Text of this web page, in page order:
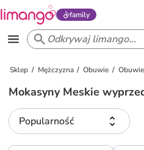
family
Sklep Mężczyzna Obuwie
Mokasyny Meskie
Popularność